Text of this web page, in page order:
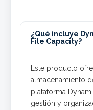
¿Qué incluye
File Capacity?
Este producto
almacenamiento
plataforma
gestión y